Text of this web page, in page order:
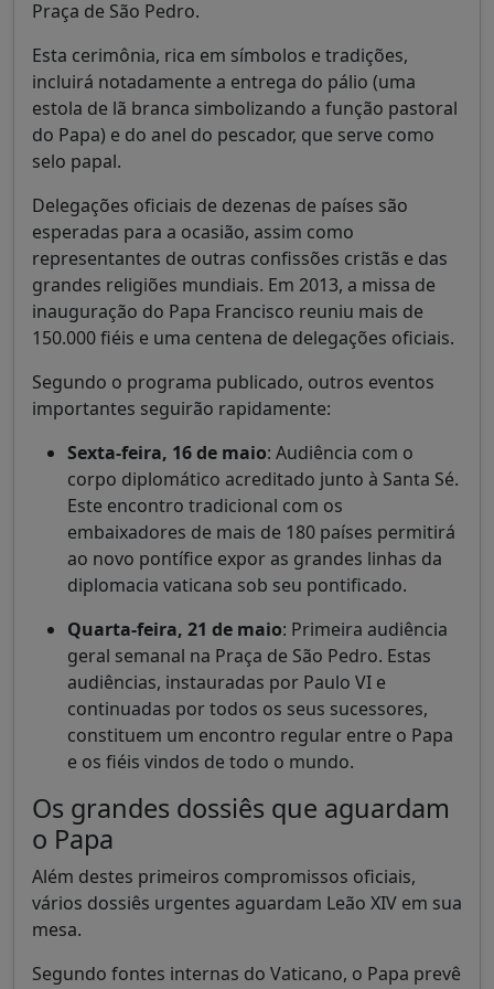
Praça de São Pedro.
Esta cerimônia, rica em símbolos e tradições,
incluirá notadamente a entrega do pálio (uma
estola de lã branca simbolizando a função pastoral
do Papa) e do anel do pescador, que serve como
selo papal.
Delegações oficiais de dezenas de países são
esperadas para a ocasião, assim como
representantes de outras confissões cristãs e das
grandes religiões mundiais. Em 2013, a missa de
inauguração do Papa Francisco reuniu mais de
150.000 fiéis e uma centena de delegações oficiais.
Segundo o programa publicado, outros eventos
importantes seguirão rapidamente:
Sexta-feira, 16 de maio: Audiência com o
corpo diplomático acreditado junto à Santa Sé.
Este encontro tradicional com os
embaixadores de mais de 180 países permitirá
ao novo pontífice expor as grandes linhas da
diplomacia vaticana sob seu pontificado.
Quarta-feira, 21 de maio: Primeira audiência
geral semanal na Praça de São Pedro. Estas
audiências, instauradas por Paulo VI e
continuadas por todos os seus sucessores,
constituem um encontro regular entre o Papa
e os fiéis vindos de todo o mundo.
Os grandes dossiês que aguardam
o Papa
Além destes primeiros compromissos oficiais,
vários dossiês urgentes aguardam Leão XIV em sua
mesa.
Segundo fontes internas do Vaticano, o Papa prevê